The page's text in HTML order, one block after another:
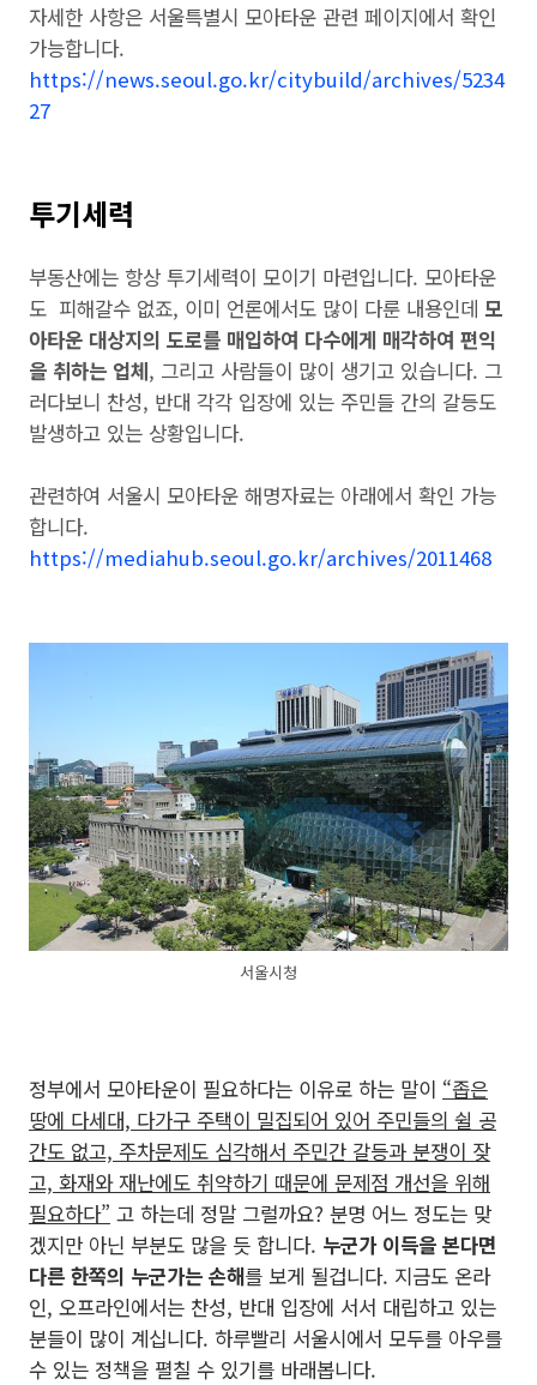
자세한 사항은 서울특별시 모아타운 관련 페이지에서 확인
가능합니다.
https://news.seoul.go.kr/citybuild/archives/5234
27
투기세력
부동산에는 항상 투기세력이 모이기 마련입니다. 모아타운
도 피해갈수 없죠, 이미 언론에서도 많이 다룬 내용인데 모
아타운 대상지의 도로를 매입하여 다수에게 매각하여 편익
을 취하는 업체, 그리고 사람들이 많이 생기고 있습니다. 그
러다보니 찬성, 반대 각각 입장에 있는 주민들 간의 갈등도
발생하고 있는 상황입니다.
관련하여 서울시 모아타운 해명자료는 아래에서 확인 가능
합니다.
https://mediahub.seoul.go.kr/archives/2011468
서울시청
정부에서 모아타운이 필요하다는 이유로 하는 말이 “좁은
땅에 다세대, 다가구 주택이 밀집되어 있어 주민들의 쉴 공
간도 없고, 주차문제도 심각해서 주민간 갈등과 분쟁이 잦
고, 화재와 재난에도 취약하기 때문에 문제점 개선을 위해
필요하다” 고 하는데 정말 그럴까요? 분명 어느 정도는 맞
겠지만 아닌 부분도 많을 듯 합니다. 누군가 이득을 본다면
다른 한쪽의 누군가는 손해를 보게 될겁니다. 지금도 온라
인, 오프라인에서는 찬성, 반대 입장에 서서 대립하고 있는
분들이 많이 계십니다. 하루빨리 서울시에서 모두를 아우를
수 있는 정책을 펼칠 수 있기를 바래봅니다.